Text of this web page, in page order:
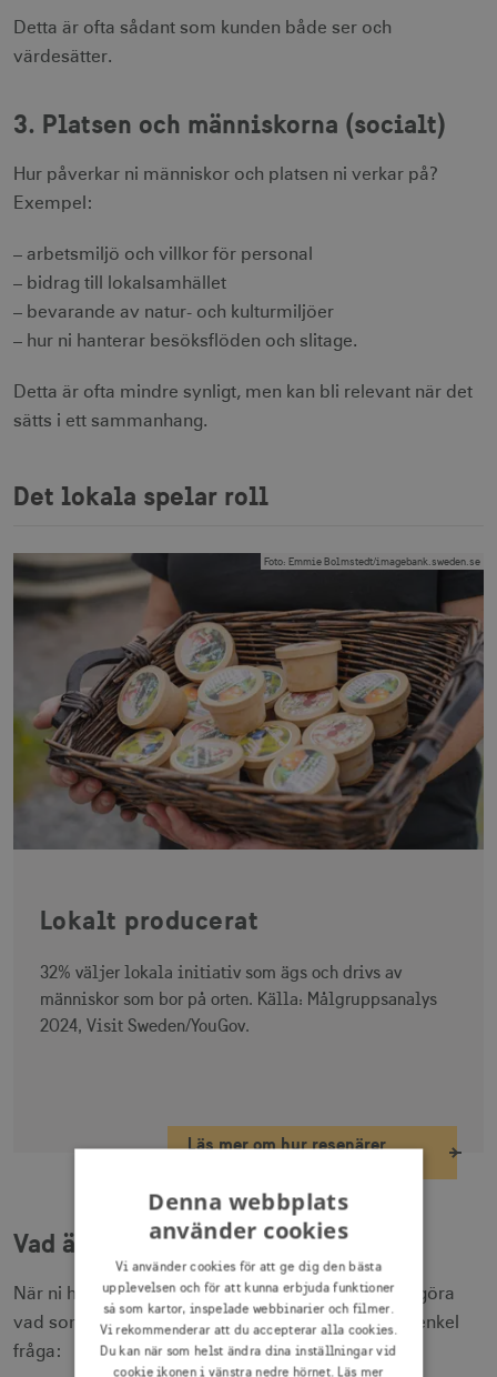
Detta är ofta sådant som kunden både ser och
värdesätter.
3. Platsen och människorna (socialt)
Hur påverkar ni människor och platsen ni verkar på?
Exempel:
– arbetsmiljö och villkor för personal
– bidrag till lokalsamhället
– bevarande av natur- och kulturmiljöer
– hur ni hanterar besöksflöden och slitage.
Detta är ofta mindre synligt, men kan bli relevant när det
sätts i ett sammanhang.
Det lokala spelar roll
Foto: Emmie Bolmstedt/imagebank.sweden.se
Lokalt producerat
32% väljer lokala initiativ som ägs och drivs av
människor som bor på orten. Källa: Målgruppsanalys
2024, Visit Sweden/YouGov.
Läs mer om hur resenärer
Vad är relevant för kunden?
När ni har kartlagt era insatser är nästa steg att avgöra
vad som faktiskt är relevant att ta vidare. Ställ en enkel
fråga:
Denna webbplats
använder cookies
Vi använder cookies för att ge dig den bästa
upplevelsen och för att kunna erbjuda funktioner
så som kartor, inspelade webbinarier och filmer.
Vi rekommenderar att du accepterar alla cookies.
Du kan när som helst ändra dina inställningar vid
cookie ikonen i vänstra nedre hörnet. Läs mer